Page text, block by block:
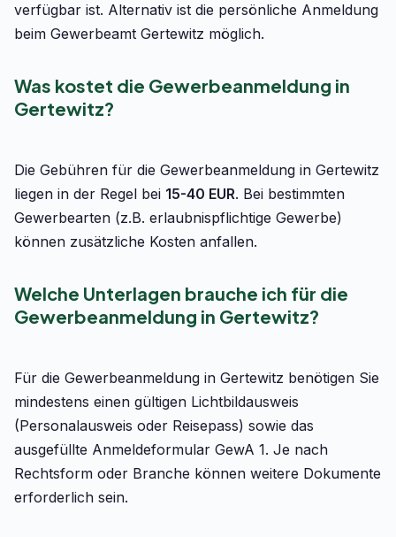
verfügbar ist. Alternativ ist die persönliche Anmeldung
beim Gewerbeamt Gertewitz möglich.
Was kostet die Gewerbeanmeldung in
Gertewitz?
Die Gebühren für die Gewerbeanmeldung in Gertewitz
liegen in der Regel bei 15-40 EUR. Bei bestimmten
Gewerbearten (z.B. erlaubnispflichtige Gewerbe)
können zusätzliche Kosten anfallen.
Welche Unterlagen brauche ich für die
Gewerbeanmeldung in Gertewitz?
Für die Gewerbeanmeldung in Gertewitz benötigen Sie
mindestens einen gültigen Lichtbildausweis
(Personalausweis oder Reisepass) sowie das
ausgefüllte Anmeldeformular GewA 1. Je nach
Rechtsform oder Branche können weitere Dokumente
erforderlich sein.